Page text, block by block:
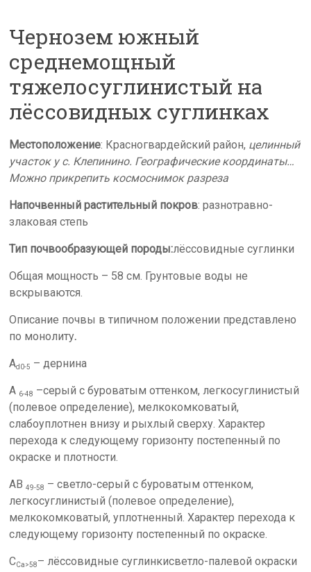
Чернозем южный
среднемощный
тяжелосуглинистый на
лёссовидных суглинках
Местоположение: Красногвардейский район, целинный
участок у с. Клепинино. Географические координаты…
Можно прикрепить космоснимок разреза
Напочвенный растительный покров: разнотравно-
злаковая степь
Тип почвообразующей породы:лёссовидные суглинки
Общая мощность – 58 см. Грунтовые воды не
вскрываются.
Описание почвы в типичном положении представлено
по монолиту.
Аd 0-5 – дернина
А 6-48 –серый с буроватым оттенком, легкосуглинистый
(полевое определение), мелкокомковатый,
слабоуплотнен внизу и рыхлый сверху. Характер
перехода к следующему горизонту постепенный по
окраске и плотности.
АВ49-58 – светло-серый с буроватым оттенком,
легкосуглинистый (полевое определение),
мелкокомковатый, уплотненный. Характер перехода к
следующему горизонту постепенный по окраске.
ССа>58– лёссовидные суглинкисветло-палевой окраски